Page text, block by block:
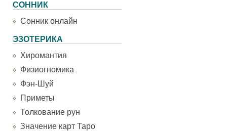
СОННИК
Сонник онлайн
ЭЗОТЕРИКА
Хиромантия
Физиогномика
Фэн-Шуй
Приметы
Толкование рун
Значение карт Таро